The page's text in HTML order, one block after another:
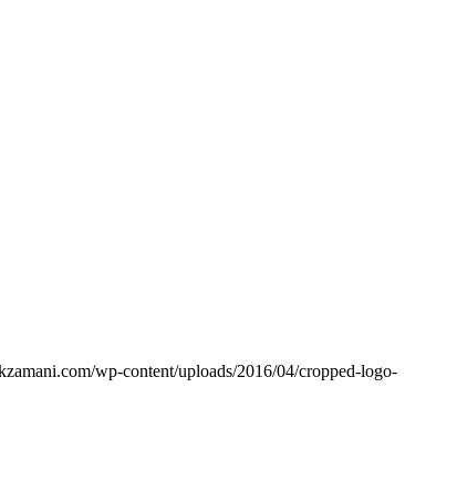
wp-content/uploads/2016/04/cropped-logo-